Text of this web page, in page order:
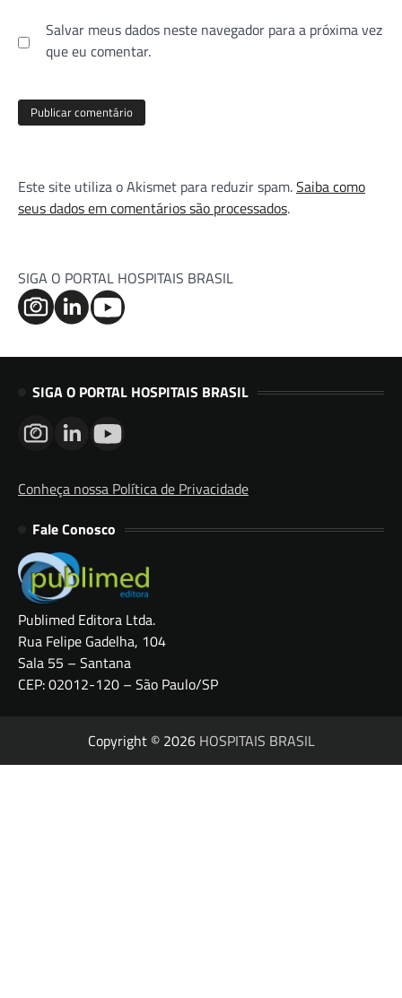
Salvar meus dados neste navegador para a próxima vez
que eu comentar.
Este site utiliza o Akismet para reduzir spam.Saiba como
seus dados em comentários são processados.
SIGA O PORTAL HOSPITAIS BRASIL
SIGA O PORTAL HOSPITAIS BRASIL
Conheça nossa Política de Privacidade
Fale Conosco
Publimed Editora Ltda.
Rua Felipe Gadelha, 104
Sala 55 – Santana
CEP: 02012-120 – São Paulo/SP
Copyright © 2026 HOSPITAIS BRASIL